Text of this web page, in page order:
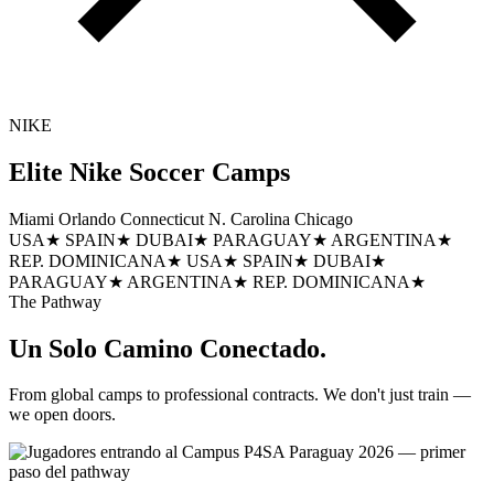
NIKE
Elite Nike Soccer Camps
Miami Orlando Connecticut N. Carolina Chicago
USA★ SPAIN★ DUBAI★ PARAGUAY★ ARGENTINA★
REP. DOMINICANA★ USA★ SPAIN★ DUBAI★
PARAGUAY★ ARGENTINA★ REP. DOMINICANA★
The Pathway
Un Solo Camino Conectado.
From global camps to professional contracts. We don't just train —
we open doors.